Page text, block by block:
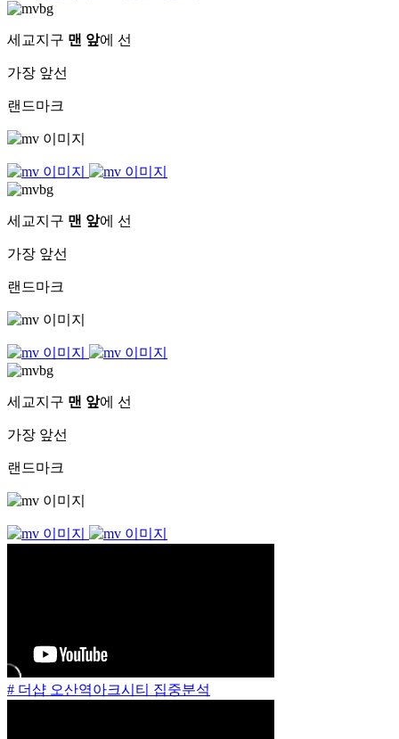
세교지구 맨 앞에 선
가장 앞선
랜드마크
세교지구 맨 앞에 선
가장 앞선
랜드마크
세교지구 맨 앞에 선
가장 앞선
랜드마크
# 더샵 오산역아크시티 집중분석